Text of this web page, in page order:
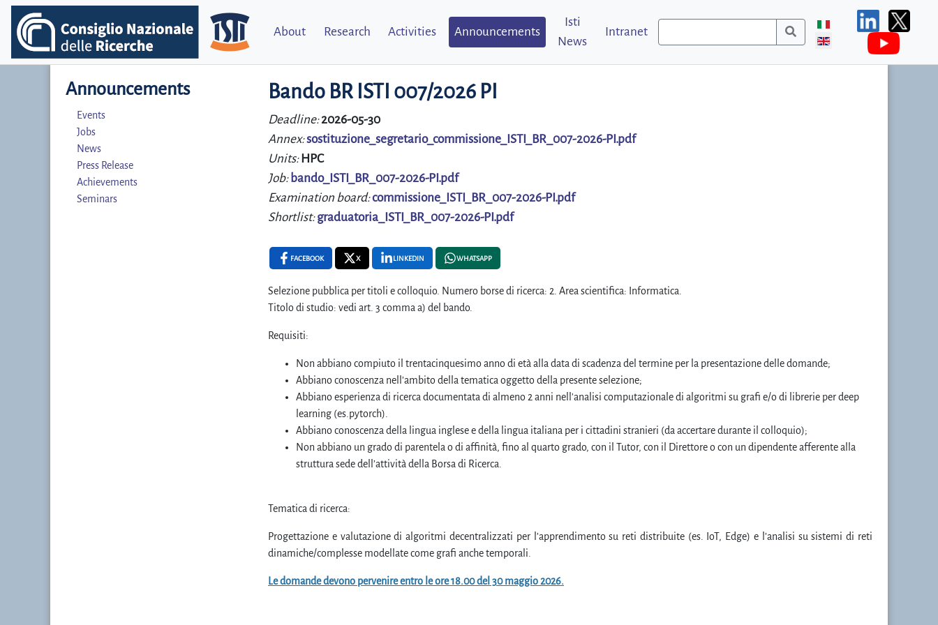
About Research Activities Announcements
Isti
News
Intranet
Announcements
Events
Jobs
News
Press Release
Achievements
Seminars
Bando BR ISTI 007/2026 PI
Deadline:2026-05-30
Annex:sostituzione_segretario_commissione_ISTI_BR_007-2026-PI.pdf
Units: HPC
Job: bando_ISTI_BR_007-2026-PI.pdf
Examination board:commissione_ISTI_BR_007-2026-PI.pdf
Shortlist:graduatoria_ISTI_BR_007-2026-PI.pdf
FACEBOOK X LINKEDIN WHATSAPP
Selezione pubblica per titoli e colloquio. Numero borse di ricerca: 2. Area scientifica: Informatica.
Titolo di studio: vedi art. 3 comma a) del bando.
Requisiti:
Non abbiano compiuto il trentacinquesimo anno di età alla data di scadenza del termine per la presentazione delle domande;
Abbiano conoscenza nell’ambito della tematica oggetto della presente selezione;
Abbiano esperienza di ricerca documentata di almeno 2 anni nell'analisi computazionale di algoritmi su grafi e/o di librerie per deep
learning (es.pytorch).
Abbiano conoscenza della lingua inglese e della lingua italiana per i cittadini stranieri (da accertare durante il colloquio);
Non abbiano un grado di parentela o di affinità, fino al quarto grado, con il Tutor, con il Direttore o con un dipendente afferente alla
struttura sede dell’attività della Borsa di Ricerca.
Tematica di ricerca:
Progettazione e valutazione di algoritmi decentralizzati per l’apprendimento su reti distribuite (es. IoT, Edge) e l’analisi su sistemi di reti
dinamiche/complesse modellate come grafi anche temporali.
Le domande devono pervenire entro le ore 18.00 del 30 maggio 2026.